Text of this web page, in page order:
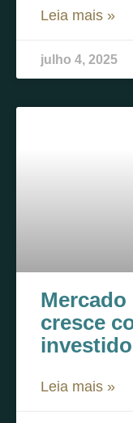
Leia mais »
julho 4, 2025
cresce
Leia mais »